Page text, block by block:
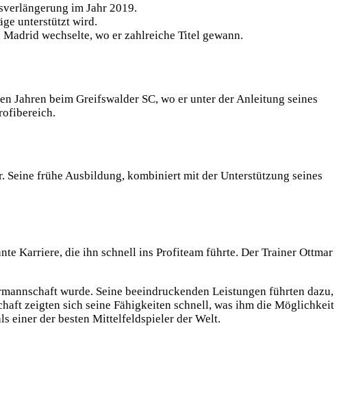
im Jahr 2019.
unterstützt wird.
wechselte, wo er zahlreiche Titel gewann.
Jahren beim Greifswalder SC, wo er unter der Anleitung seines
Seine frühe Ausbildung, kombiniert mit der Unterstützung seines
Karriere, die ihn schnell ins Profiteam führte. Der Trainer Ottmar
wurde. Seine beeindruckenden Leistungen führten dazu,
zeigten sich seine Fähigkeiten schnell, was ihm die Möglichkeit
einer der besten Mittelfeldspieler der Welt.